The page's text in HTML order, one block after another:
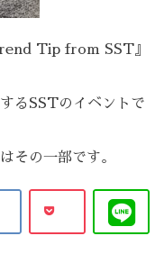
Tip from SST』
るSSTのイベントで
その一部です。